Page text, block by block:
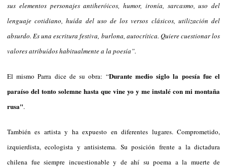
sus elementos personajes antiheróicos, humor, ironía, sarcasmo, uso del
lenguaje cotidiano, huída del uso de los versos clásicos, utilización del
absurdo. Es una escritura festiva, burlona, autocrítica. Quiere cuestionar los
valores atribuídos habitualmente a la poesía”.
El mismo Parra dice de su obra: “Durante medio siglo la poesía fue el
paraíso del tonto solemne hasta que vine yo y me instalé con mi montaña
rusa".
También es artista y ha expuesto en diferentes lugares. Comprometido,
izquierdista, ecologista y antisistema. Su posición frente a la dictadura
chilena fue siempre incuestionable y de ahí su poema a la muerte de